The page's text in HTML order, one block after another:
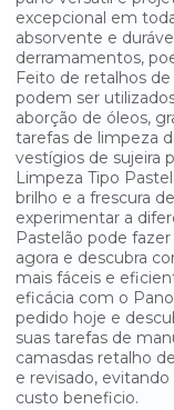
excepcional em
absorvente e
derramamentos,
Feito de retalhos
podem ser
aborção de óleos,
tarefas de limpeza
vestígios de sujeira
Limpeza Tipo
brilho e a frescura
experimentar a
Pastelão pode
agora e descubra
mais fáceis e
eficácia com o
pedido hoje e
suas tarefas de
camasdas retalho
e revisado,
custo beneficio.